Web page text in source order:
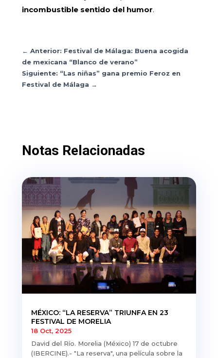
incombustible sentido del humor.
← Anterior: Festival de Málaga: Buena acogida
de mexicana “Blanco de verano”
Siguiente: “Las niñas” gana premio Feroz en
Festival de Málaga →
Notas Relacionadas
MÉXICO: “LA RESERVA” TRIUNFA EN 23
FESTIVAL DE MORELIA
18 Oct, 2025
David del Río. Morelia (México) 17 de octubre
(IBERCINE).- "La reserva", una película sobre la